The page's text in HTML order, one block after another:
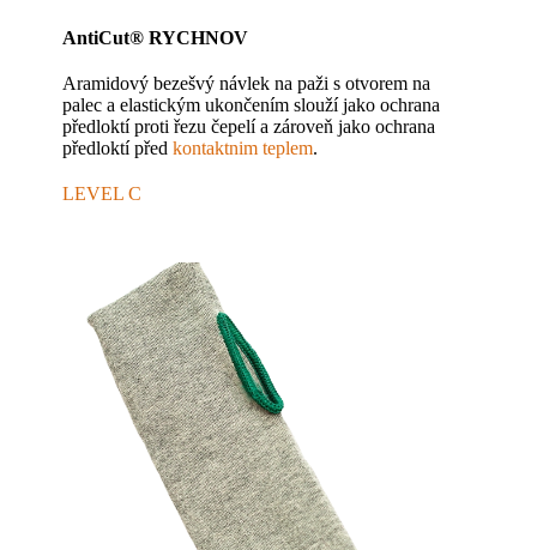
AntiCut® RYCHNOV
Aramidový bezešvý návlek na paži s otvorem na
palec a elastickým ukončením slouží jako ochrana
předloktí proti řezu čepelí a zároveň jako ochrana
předloktí předkontaktnim teplem.
LEVEL C